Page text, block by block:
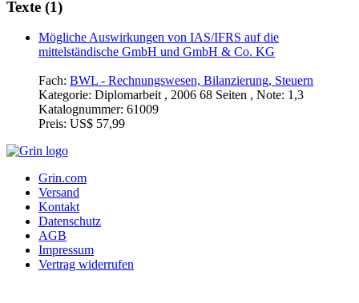
Texte (1)
Mögliche Auswirkungen von IAS/IFRS auf die
mittelständische GmbH und GmbH & Co. KG
Fach: BWL - Rechnungswesen, Bilanzierung, Steuern
Kategorie: Diplomarbeit , 2006 68 Seiten , Note: 1,3
Katalognummer: 61009
Preis: US$ 57,99
Grin.com
Versand
Kontakt
Datenschutz
AGB
Impressum
Vertrag widerrufen